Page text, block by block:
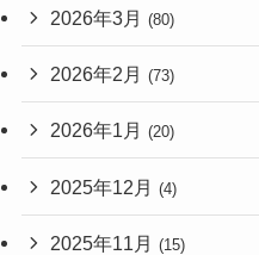
2026年3月 (80)
2026年2月 (73)
2026年1月 (20)
2025年12月 (4)
2025年11月 (15)